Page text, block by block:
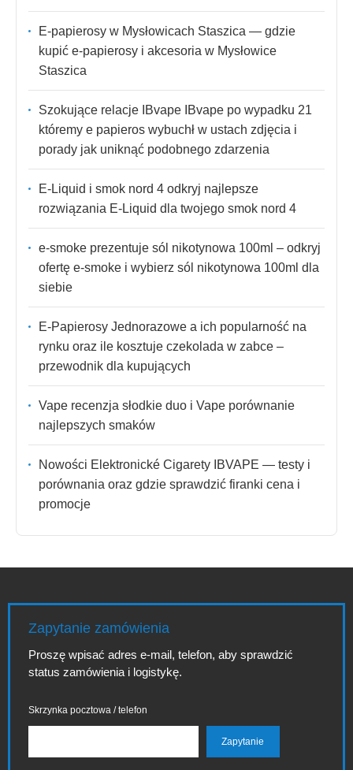
E-papierosy w Mysłowicach Staszica — gdzie
kupić e-papierosy i akcesoria w Mysłowice
Staszica
Szokujące relacje IBvape IBvape po wypadku 21
któremy e papieros wybuchł w ustach zdjęcia i
porady jak uniknąć podobnego zdarzenia
E-Liquid i smok nord 4 odkryj najlepsze
rozwiązania E-Liquid dla twojego smok nord 4
e-smoke prezentuje sól nikotynowa 100ml – odkryj
ofertę e-smoke i wybierz sól nikotynowa 100ml dla
siebie
E-Papierosy Jednorazowe a ich popularność na
rynku oraz ile kosztuje czekolada w zabce –
przewodnik dla kupujących
Vape recenzja słodkie duo i Vape porównanie
najlepszych smaków
Nowości Elektronické Cigarety IBVAPE — testy i
porównania oraz gdzie sprawdzić firanki cena i
promocje
Zapytanie zamówienia
Proszę wpisać adres e-mail, telefon, aby sprawdzić
status zamówienia i logistykę.
Skrzynka pocztowa / telefon